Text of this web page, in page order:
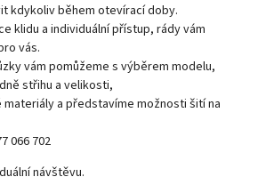
kdykoliv během otevírací doby.
klidu a individuální přístup, rády vám
vás.
vám pomůžeme s výběrem modelu,
střihu a velikosti,
a představíme možnosti šití na
066 702
návštěvu.